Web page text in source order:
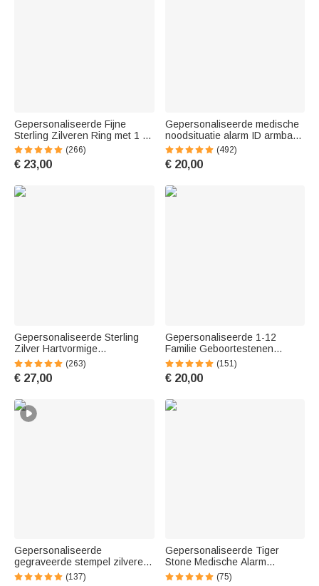
Gepersonaliseerde Fijne
Sterling Zilveren Ring met 1 tot
13 Geboortestenen van
Familie Minimalistisch Sieraad
Moederdag
Vrouwen
(266)
€ 23,00
Gepersonaliseerde medische
noodsituatie alarm ID armband
met gegraveerde tekst & 1-10
ringen Emergency Survival Gift
voor mannen vrouwen
(492)
€ 20,00
Gepersonaliseerde Sterling
Zilver Hartvormige
Geboortesteen-beloftering met
Zirkonia en Gravuretekst
Moederdag Valentijnsdag
(263)
€ 27,00
Gepersonaliseerde 1-12
Familie Geboortestenen
Elastische Kralen Armband
Verjaardag Moederdag
Cadeau voor Vrouw Moeder
(151)
€ 20,00
Gepersonaliseerde
gegraveerde stempel zilveren
ring met geboortesteen
(137)
Gepersonaliseerde Tiger
Stone Medische Alarm
Armband Gegraveerd met
(75)